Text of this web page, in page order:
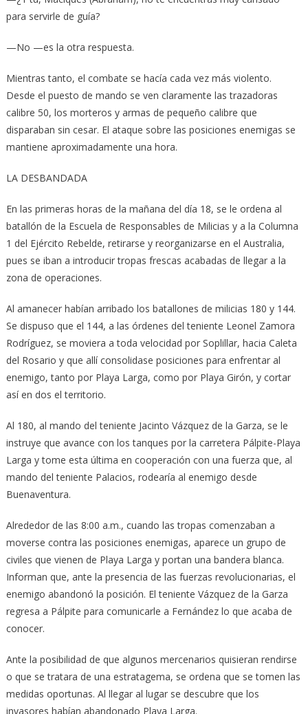
para servirle de guía?
—No —es la otra respuesta.
Mientras tanto, el combate se hacía cada vez más violento.
Desde el puesto de mando se ven claramente las trazadoras
calibre 50, los morteros y armas de pequeño calibre que
disparaban sin cesar. El ataque sobre las posiciones enemigas se
mantiene aproximadamente una hora.
LA DESBANDADA
En las primeras horas de la mañana del día 18, se le ordena al
batallón de la Escuela de Responsables de Milicias y a la Columna
1 del Ejército Rebelde, retirarse y reorganizarse en el Australia,
pues se iban a introducir tropas frescas acabadas de llegar a la
zona de operaciones.
Al amanecer habían arribado los batallones de milicias 180 y 144.
Se dispuso que el 144, a las órdenes del teniente Leonel Zamora
Rodríguez, se moviera a toda velocidad por Soplillar, hacia Caleta
del Rosario y que allí consolidase posiciones para enfrentar al
enemigo, tanto por Playa Larga, como por Playa Girón, y cortar
así en dos el territorio.
Al 180, al mando del teniente Jacinto Vázquez de la Garza, se le
instruye que avance con los tanques por la carretera Pálpite-Playa
Larga y tome esta última en cooperación con una fuerza que, al
mando del teniente Palacios, rodearía al enemigo desde
Buenaventura.
Alrededor de las 8:00 a.m., cuando las tropas comenzaban a
moverse contra las posiciones enemigas, aparece un grupo de
civiles que vienen de Playa Larga y portan una bandera blanca.
Informan que, ante la presencia de las fuerzas revolucionarias, el
enemigo abandonó la posición. El teniente Vázquez de la Garza
regresa a Pálpite para comunicarle a Fernández lo que acaba de
conocer.
Ante la posibilidad de que algunos mercenarios quisieran rendirse
o que se tratara de una estratagema, se ordena que se tomen las
medidas oportunas. Al llegar al lugar se descubre que los
invasores habían abandonado Playa Larga.